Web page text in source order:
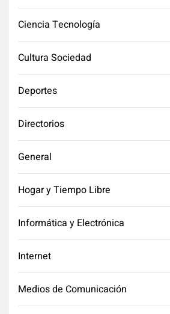
Ciencia Tecnología
Cultura Sociedad
Deportes
Directorios
General
Hogar y Tiempo Libre
Informática y Electrónica
Internet
Medios de Comunicación